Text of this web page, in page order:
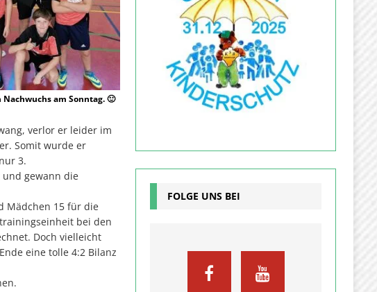
am Sonntag. 🙂
verlor er leider im
Somit wurde er
3.
und gewann die
Mädchen 15 für die
bei den
Doch vielleicht
eine tolle 4:2 Bilanz
FOLGE UNS BEI